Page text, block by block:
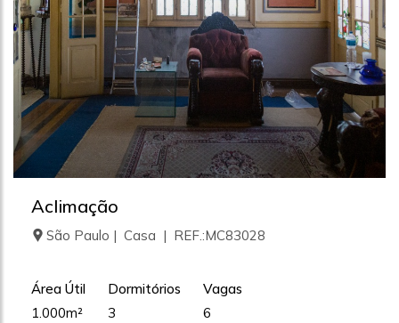
Aclimação
São Paulo | Casa | REF.:MC83028
Área Útil
1.000m²
Dormitórios
3
Vagas
6